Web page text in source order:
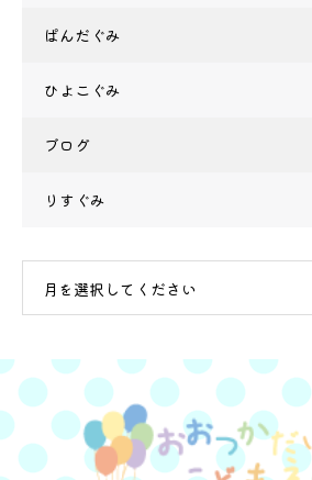
ぱんだぐみ
ひよこぐみ
ブログ
りすぐみ
月を選択してください